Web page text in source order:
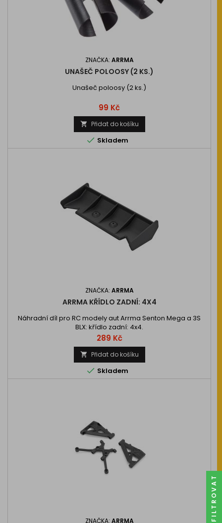
ZNAČKA: ARRMA
UNAŠEČ POLOOSY (2 KS.)
Unašeč poloosy (2 ks.)
Cena
99 Kč
 Přidat do košíku
 Skladem
ZNAČKA: ARRMA
ARRMA KŘÍDLO ZADNÍ: 4X4
Náhradní díl pro RC modely aut Arrma Senton Mega a 3S
BLX: křídlo zadní: 4x4.
Cena
289 Kč
 Přidat do košíku
 Skladem
ZNAČKA: ARRMA FILTROVAT